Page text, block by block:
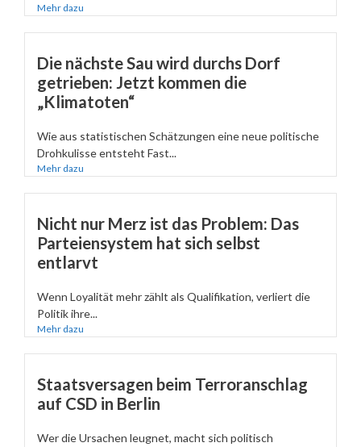
Mehr dazu
Die nächste Sau wird durchs Dorf
getrieben: Jetzt kommen die
„Klimatoten“
Wie aus statistischen Schätzungen eine neue politische
Drohkulisse entsteht Fast...
Mehr dazu
Nicht nur Merz ist das Problem: Das
Parteiensystem hat sich selbst
entlarvt
Wenn Loyalität mehr zählt als Qualifikation, verliert die
Politik ihre...
Mehr dazu
Staatsversagen beim Terroranschlag
auf CSD in Berlin
Wer die Ursachen leugnet, macht sich politisch